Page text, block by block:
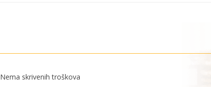
Nema skrivenih troškova